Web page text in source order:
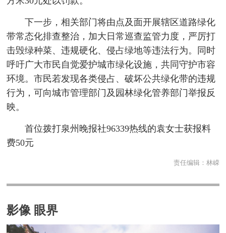
下一步，相关部门将由点及面开展辖区道路绿化
带常态化排查整治，加大日常巡查监管力度，严厉打
击毁绿种菜、违规硬化、侵占绿地等违法行为。同时
呼吁广大市民自觉爱护城市绿化设施，共同守护市容
环境。市民若发现各类侵占、破坏公共绿化带的违规
行为，可向城市管理部门及园林绿化管养部门举报反
映。
首位拨打泉州晚报社96339热线的袁女士获报料
费50元
责任编辑： 林嵘
影像 眼界